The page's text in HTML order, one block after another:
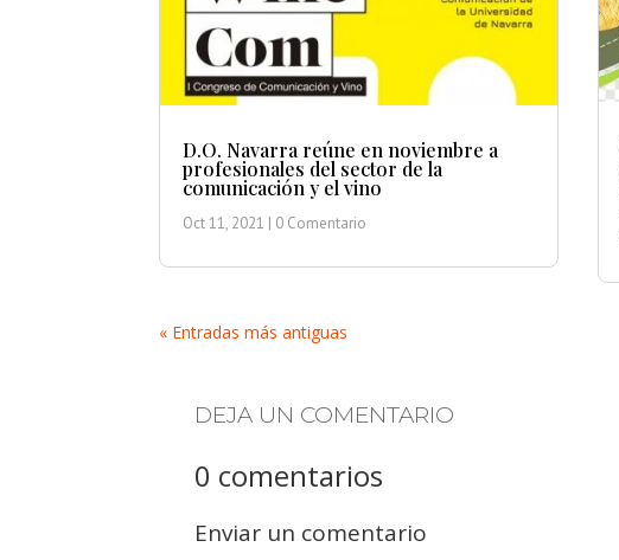
D.O. Navarra reúne en noviembre a
profesionales del sector de la
comunicación y el vino
Oct 11, 2021 | 0 Comentario
« Entradas más antiguas
DEJA UN COMENTARIO
0 comentarios
Enviar un comentario